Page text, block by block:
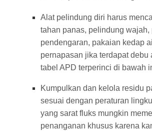
Alat pelindung diri harus
tahan panas, pelindung wajah,
pendengaran, pakaian kedap
pernapasan jika terdapat debu
tabel APD terperinci di bawah
Kumpulkan dan kelola residu
sesuai dengan peraturan
yang sarat fluks mungkin
penanganan khusus karena